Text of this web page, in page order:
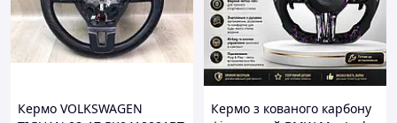
Кермо VOLKSWAGEN
Кермо з кованого карбону